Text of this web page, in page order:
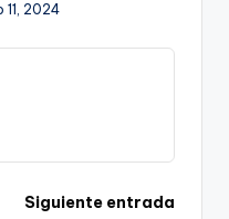
2024
Siguiente entrada